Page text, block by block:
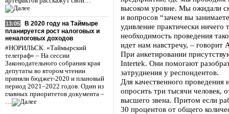
13:05
В 2020 году на Таймыре
планируется рост налоговых и
неналоговых доходов
#НОРИЛЬСК. «Таймырский
телеграф» – На сессии
Законодательного собрания края
депутаты во втором чтении
приняли бюджет-2020 и плановый
период 2021–2022 годов. Один из
главных приоритетов документа –
…
высоком уровне. Мы ожидали
и вопросов “зачем вы
удивление практически ничего
необходимость проведения
идет нам навстречу, – говорит
При анкетировании
Intertek. Они помогают
затруднения у респондентов.
Для качественного проведения
опросить три тысячи человек,
высшего звена. Притом если
30 процентов от общего